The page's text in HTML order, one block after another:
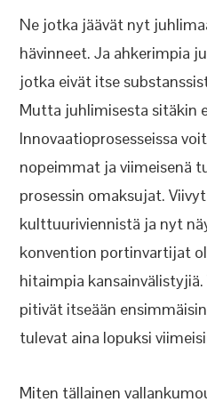
Ne jotka jäävät nyt
hävinneet. Ja ahkerimpia
jotka eivät itse
Mutta juhlimisesta sitäkin
Innovaatioprosesseissa
nopeimmat ja viimeisenä
prosessin omaksujat.
kulttuuriviennistä ja nyt
konvention portinvartijat
hitaimpia
pitivät itseään
tulevat aina lopuksi
Miten tällainen